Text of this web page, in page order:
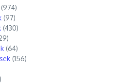
(974)
(97)
(430)
(64)
(156)